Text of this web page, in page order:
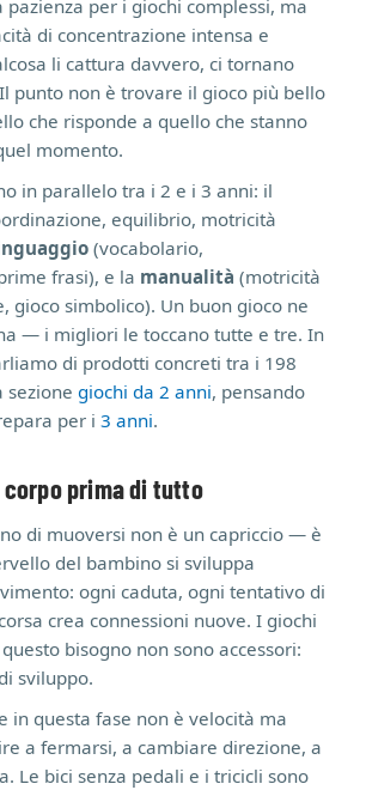
pazienza per i giochi complessi, ma
di concentrazione intensa e
li cattura davvero, ci tornano
punto non è trovare il gioco più bello
che risponde a quello che stanno
momento.
in parallelo tra i 2 e i 3 anni: il
equilibrio, motricità
(vocabolario,
frasi), e la manualità (motricità
gioco simbolico). Un buon gioco ne
— i migliori le toccano tutte e tre. In
di prodotti concreti tra i 198
sezione giochi da 2 anni, pensando
per i 3 anni.
prima di tutto
di muoversi non è un capriccio — è
del bambino si sviluppa
ogni caduta, ogni tentativo di
crea connessioni nuove. I giochi
bisogno non sono accessori:
sviluppo.
in questa fase non è velocità ma
a fermarsi, a cambiare direzione, a
Le bici senza pedali e i tricicli sono